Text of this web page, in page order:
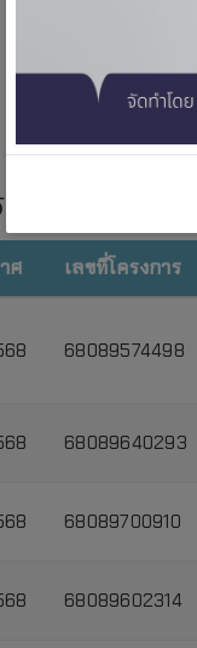
ซื้อจัดจ้าง ทั้ง
ศ เลขที่โครงการ
68089574498
68089640293
68089700910
68089602314